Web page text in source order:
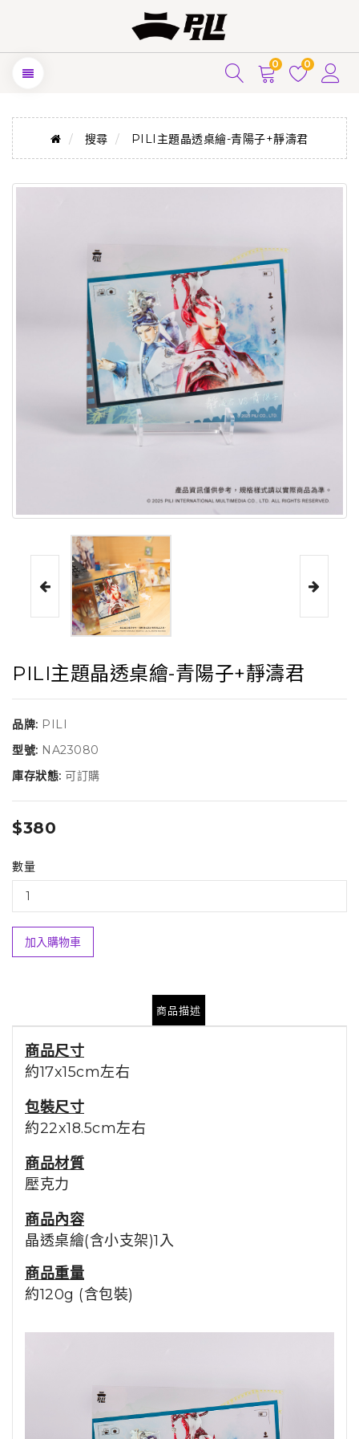
0 0
搜尋 PILI主題晶透桌繪-青陽子+靜濤君
PILI主題晶透桌繪-青陽子+靜濤君
品牌: PILI
型號: NA23080
庫存狀態: 可訂購
$380
數量
加入購物車
商品描述
商品尺寸
約17x15cm左右
包裝尺寸
約22x18.5cm左右
商品材質
壓克力
商品內容
晶透桌繪(含小支架)1入
商品重量
約120g (含包裝)